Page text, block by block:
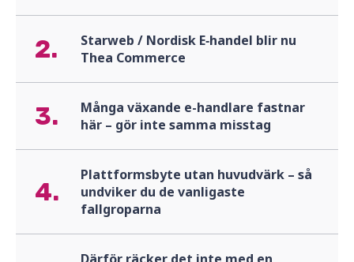
2.
Starweb / Nordisk E‑handel blir nu
Thea Commerce
3.
Många växande e-handlare fastnar
här – gör inte samma misstag
4.
Plattformsbyte utan huvudvärk – så
undviker du de vanligaste
fallgroparna